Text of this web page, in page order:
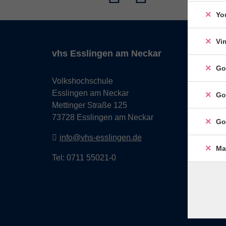
vhs Esslingen am Neckar
Volkshochschule
Esslingen am Neckar
Mettinger Straße 125
73728 Esslingen am Neckar
info@vhs-esslingen.de
Tel: 0711 55021-0